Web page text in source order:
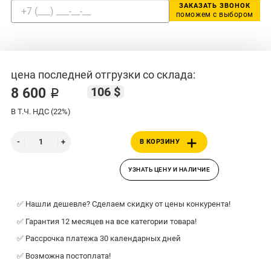
ЗАКАЗАТЬ ЗВОНОК
поможем с выбором
цена последней отгрузки со склада:
8 600 ₽ 106 $
В Т.Ч. НДС (22%)
В КОРЗИНУ
УЗНАТЬ ЦЕНУ И НАЛИЧИЕ
✅ Нашли дешевле? Сделаем скидку от цены конкурента!
✅ Гарантия 12 месяцев на все категории товара!
✅ Рассрочка платежа 30 календарных дней
✅ Возможна постоплата!